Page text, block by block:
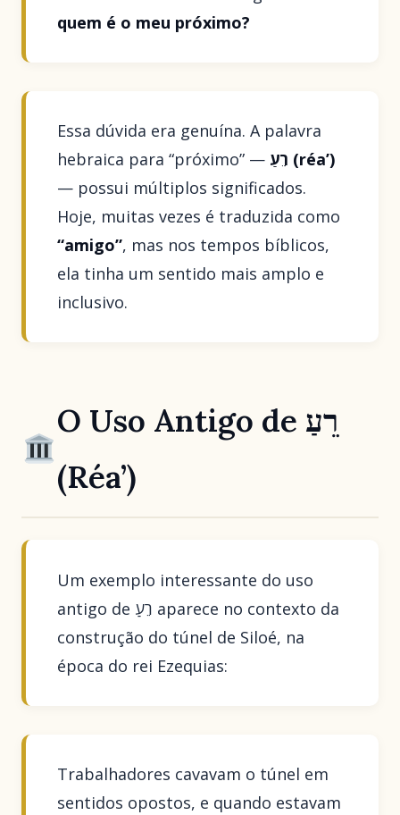
quem é o meu próximo?
Essa dúvida era genuína. A palavra
hebraica para “próximo” —
רֵעַ (réa’)
— possui múltiplos significados.
Hoje, muitas vezes é traduzida como
“amigo”, mas nos tempos bíblicos,
ela tinha um sentido mais amplo e
inclusivo.
O Uso Antigo de רֵעַ
(Réa’)
Um exemplo interessante do uso
antigo de רֵעַ aparece no contexto da
construção do túnel de Siloé, na
época do rei Ezequias:
Trabalhadores cavavam o túnel em
sentidos opostos, e quando estavam